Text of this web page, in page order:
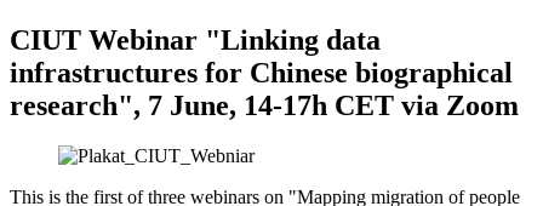
CIUT Webinar "Linking data
infrastructures for Chinese biographical
research", 7 June, 14-17h CET via Zoom
This is the first of three webinars on "Mapping migration of people